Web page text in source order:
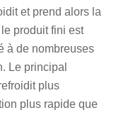
et prend alors la
produit fini est
à de nombreuses
Le principal
plus
plus rapide que